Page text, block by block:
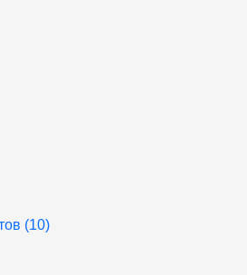
(10)